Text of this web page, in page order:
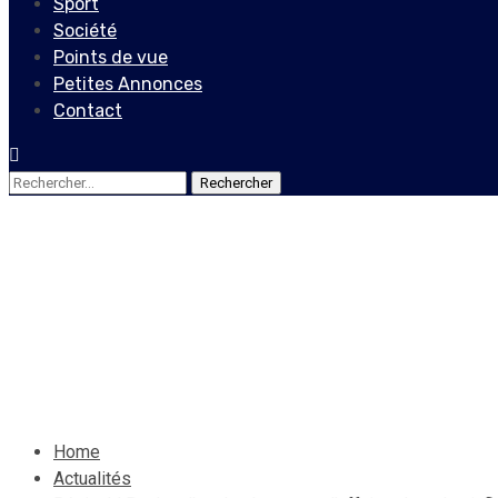
Société
Points de vue
Petites Annonces
Contact
Rechercher :
Home
Actualités